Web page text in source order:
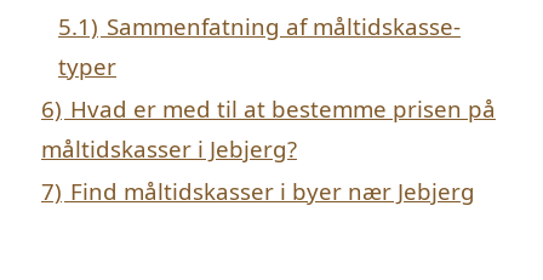
5.1) Sammenfatning af måltidskasse-
typer
6) Hvad er med til at bestemme prisen på
måltidskasser i Jebjerg?
7) Find måltidskasser i byer nær Jebjerg